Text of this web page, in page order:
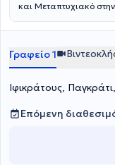
και Μεταπτυχιακό
Γραφείο 1
Ιφικράτους,
Επόμενη